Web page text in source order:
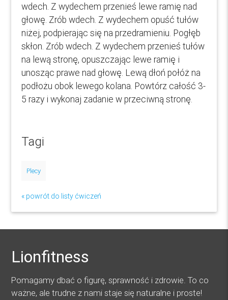
wdech. Z wydechem przenieś lewe ramię nad
głowę. Zrób wdech. Z wydechem opuść tułów
niżej, podpierając się na przedramieniu. Pogłęb
skłon. Zrób wdech. Z wydechem przenieś tułów
na lewą stronę, opuszczając lewe ramię i
unosząc prawe nad głowę. Lewą dłoń połóż na
podłożu obok lewego kolana. Powtórz całość 3-
5 razy i wykonaj zadanie w przeciwną stronę.
Tagi
Plecy
« powrót do listy ćwiczeń
Lionfitness
Pomagamy dbać o figurę, sprawność i zdrowie. To co
ważne, ale trudne z nami staje się naturalne i proste!